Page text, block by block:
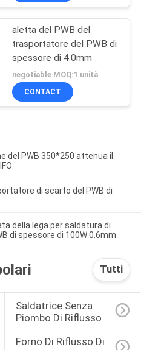
aletta del PWB del
trasportatore del PWB di
spessore di 4.0mm
negotiable MOQ:1 unità
CONTACT
del PWB 350*250 attenua il
di scarto del PWB di
della lega per saldatura di
di spessore di 100W 0.6mm
Tutti
Saldatrice Senza
Piombo Di Riflusso
Forno Di Riflusso Di